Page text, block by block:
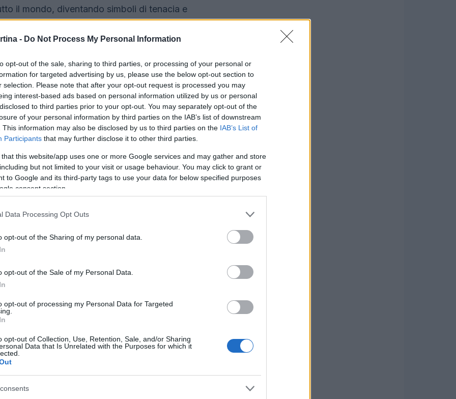
- Do Not Process My Personal Information
opt-out of the sale, sharing to third parties, or processing of your personal or
for targeted advertising by us, please use the below opt-out section to
selection. Please note that after your opt-out request is processed you may
interest-based ads based on personal information utilized by us or personal
to third parties prior to your opt-out. You may separately opt-out of the
of your personal information by third parties on the IAB’s list of downstream
This information may also be disclosed by us to third parties on the IAB’s List of
Participants that may further disclose it to other third parties.
that this website/app uses one or more Google services and may gather and store
but not limited to your visit or usage behaviour. You may click to grant or
to Google and its third-party tags to use your data for below specified purposes
consent section.
Data Processing Opt Outs
opt-out of the Sharing of my personal data.
opt-out of the Sale of my Personal Data.
opt-out of processing my Personal Data for Targeted
opt-out of Collection, Use, Retention, Sale, and/or Sharing
Data that Is Unrelated with the Purposes for which it
il mondo, diventando simboli di tenacia e
sacrificio e impegno, che si intreccia con
celebrazione si estende non solo agli atleti,
Carniche, donne forti e coraggiose che
storia locale, mantenendo viva la memoria di
13:00 alle 18:00. Per le visite di gruppo, è
un minimo di dieci persone inviando